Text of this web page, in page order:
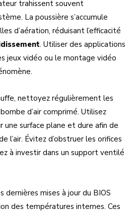
trahissent souvent
La poussière s’accumule
d’aération, réduisant l’efficacité
. Utiliser des applications
jeux vidéo ou le montage vidéo
nettoyez régulièrement les
d’air comprimé. Utilisez
une surface plane et dure afin de
l’air. Évitez d’obstruer les orifices
à investir dans un support ventilé
mises à jour du BIOS
des températures internes. Ces